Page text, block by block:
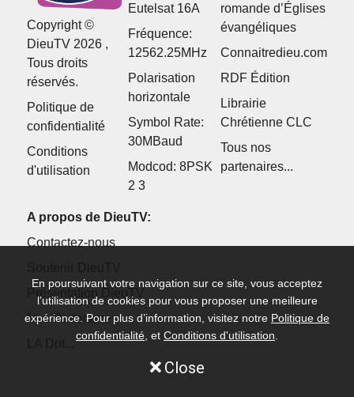
Copyright ©
DieuTV 2026 ,
Tous droits
réservés.
Politique de
confidentialité
Conditions
d'utilisation
Eutelsat 16A
Fréquence:
12562.25MHz
Polarisation
horizontale
Symbol Rate:
30MBaud
Modcod: 8PSK
2 3
romande d’Églises
évangéliques
Connaitredieu.com
RDF Édition
Librairie
Chrétienne CLC
Tous nos
partenaires...
A propos de DieuTV:
Contactez-nous
Présentation DieuTV
Nos Partenaires
En poursuivant votre navigation sur ce site, vous acceptez
l’utilisation de cookies pour vous proposer une meilleure
expérience. Pour plus d’information, visitez notre Politique de
confidentialité , et Conditions d'utilisation